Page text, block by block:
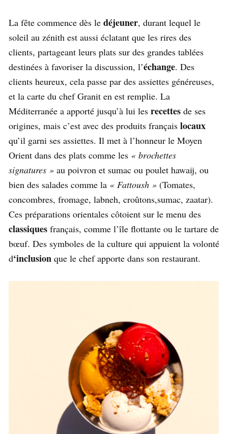
La fête commence dès le déjeuner, durant lequel le
soleil au zénith est aussi éclatant que les rires des
clients, partageant leurs plats sur des grandes tablées
destinées à favoriser la discussion, l’échange. Des
clients heureux, cela passe par des assiettes généreuses,
et la carte du chef Granit en est remplie. La
Méditerranée a apporté jusqu’à lui les recettes de ses
origines, mais c’est avec des produits français locaux
qu’il garni ses assiettes. Il met à l’honneur le Moyen
Orient dans des plats comme les « brochettes
signatures » au poivron et sumac ou poulet hawaij, ou
bien des salades comme la « Fattoush » (Tomates,
concombres, fromage, labneh, croûtons,sumac, zaatar).
Ces préparations orientales côtoient sur le menu des
classiques français, comme l’île flottante ou le tartare de
bœuf. Des symboles de la culture qui appuient la volonté
d‘inclusion que le chef apporte dans son restaurant.